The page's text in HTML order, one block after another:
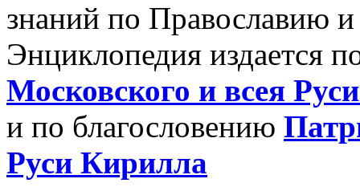
знаний по Православию
Энциклопедия издается
Московского и всея
и по благословению
Руси Кирилла